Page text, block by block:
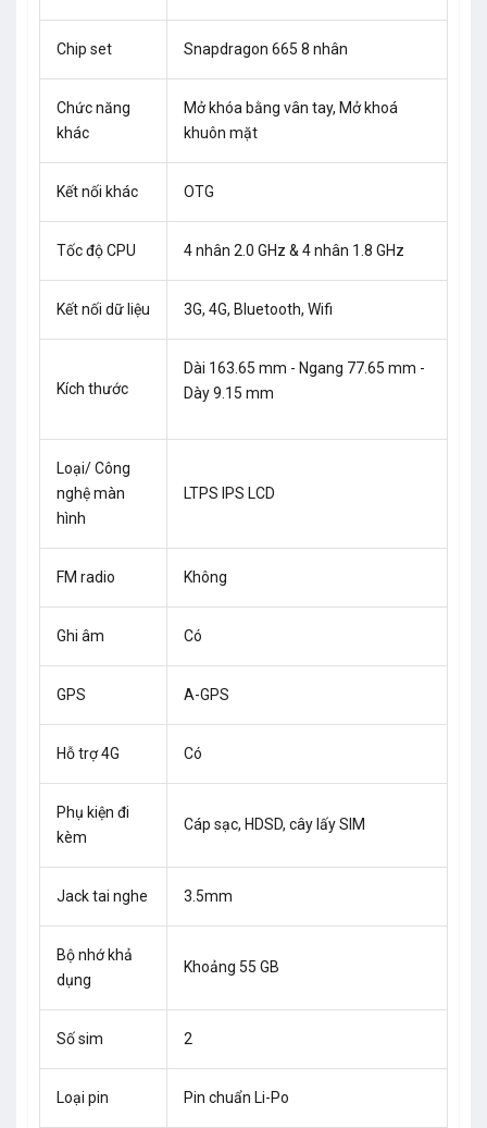
Chip set Snapdragon 665 8 nhân
Chức năng
khác
Mở khóa bằng vân tay, Mở khoá
khuôn mặt
Kết nối khác OTG
Tốc độ CPU 4 nhân 2.0 GHz & 4 nhân 1.8 GHz
Kết nối dữ liệu 3G, 4G, Bluetooth, Wifi
Kích thước
Dài 163.65 mm - Ngang 77.65 mm -
Dày 9.15 mm
Loại/ Công
nghệ màn
hình
LTPS IPS LCD
FM radio Không
Ghi âm Có
GPS A-GPS
Hỗ trợ 4G Có
Phụ kiện đi
kèm
Cáp sạc, HDSD, cây lấy SIM
Jack tai nghe 3.5mm
Bộ nhớ khả
dụng
Khoảng 55 GB
Số sim 2
Loại pin Pin chuẩn Li-Po